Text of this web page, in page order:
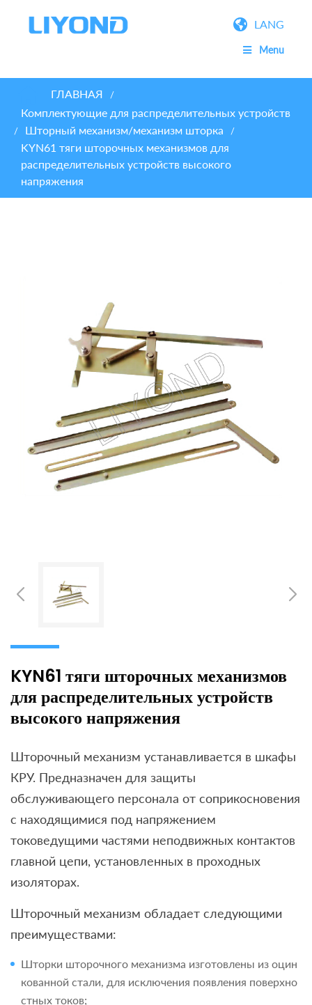
LANG
Menu
ГЛАВНАЯ /
Комплектующие для распределительных устройств
/ Шторный механизм/механизм шторка /
KYN61 тяги шторочных механизмов для
распределительных устройств высокого
напряжения
KYN61 тяги шторочных механизмов
для распределительных устройств
высокого напряжения
Шторочный механизм устанавливается в шкафы
КРУ. Предназначен для защиты
обслуживающего персонала от соприкосновения
с находящимися под напряжением
токоведущими частями неподвижных контактов
главной цепи, установленных в проходных
изоляторах.
Шторочный механизм обладает следующими
преимуществами:
Шторки шторочного механизма изготовлены из оцин
кованной стали, для исключения появления поверхно
стных токов;